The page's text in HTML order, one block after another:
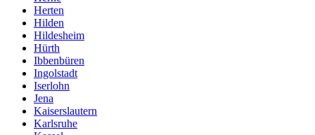
Herten
Hilden
Hildesheim
Hürth
Ibbenbüren
Ingolstadt
Iserlohn
Jena
Kaiserslautern
Karlsruhe